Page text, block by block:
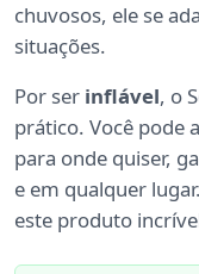
chuvosos, ele se
situações.
Por ser inflável, o
prático. Você pode
para onde quiser,
e em qualquer
este produto